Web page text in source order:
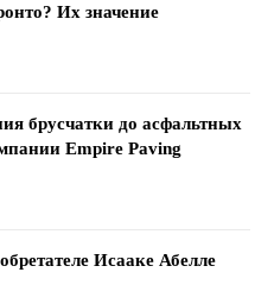
Их значение
брусчатки до асфальтных
Empire Paving
Исааке Абелле